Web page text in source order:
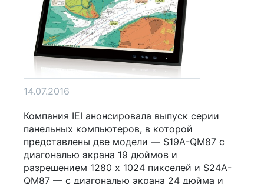
14.07.2016
Компания IEI анонсировала выпуск серии
панельных компьютеров, в которой
представлены две модели — S19A-QM87 с
диагональю экрана 19 дюймов и
разрешением 1280 x 1024 пикселей и S24A-
QM87 — с диагональю экрана 24 дюйма и